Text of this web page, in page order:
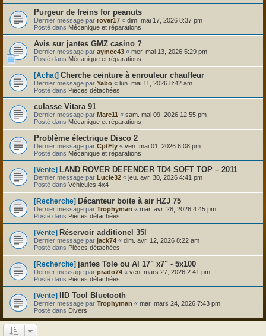
Purgeur de freins for peanuts
Dernier message par rover17 « dim. mai 17, 2026 8:37 pm
Posté dans Mécanique et réparations
Avis sur jantes GMZ casino ?
Dernier message par aymec43 « mer. mai 13, 2026 5:29 pm
Posté dans Mécanique et réparations
[Achat] Cherche ceinture à enrouleur chauffeur
Dernier message par Yabo « lun. mai 11, 2026 8:42 am
Posté dans Pièces détachées
culasse Vitara 91
Dernier message par Marc11 « sam. mai 09, 2026 12:55 pm
Posté dans Mécanique et réparations
Problème électrique Disco 2
Dernier message par CptFly « ven. mai 01, 2026 6:08 pm
Posté dans Mécanique et réparations
[Vente] LAND ROVER DEFENDER TD4 SOFT TOP – 2011
Dernier message par Lucie32 « jeu. avr. 30, 2026 4:41 pm
Posté dans Véhicules 4x4
[Recherche] Décanteur boite à air HZJ 75
Dernier message par Trophyman « mar. avr. 28, 2026 4:45 pm
Posté dans Pièces détachées
[Vente] Réservoir additionel 35l
Dernier message par jack74 « dim. avr. 12, 2026 8:22 am
Posté dans Pièces détachées
[Recherche] jantes Tole ou Al 17" x7" - 5x100
Dernier message par prado74 « ven. mars 27, 2026 2:41 pm
Posté dans Pièces détachées
[Vente] IID Tool Bluetooth
Dernier message par Trophyman « mar. mars 24, 2026 7:43 pm
Posté dans Divers